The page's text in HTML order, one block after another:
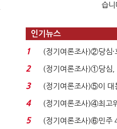
습니
인기뉴스
1
(정기여론조사)②당심·
청래 '초접전'...
2
(정기여론조사)①당심,
'초접전'…대통령 ...
3
(정기여론조사)⑤이 대
7%…일주일 만에 ...
4
(정기여론조사)④최고
원 '양강'…서미...
5
(정기여론조사)⑥민주